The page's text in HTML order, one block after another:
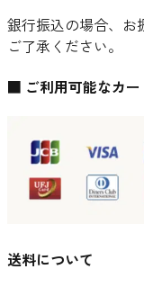
銀行振込の場合、お
ご了承ください。
■ ご利用可能なカー
送料について